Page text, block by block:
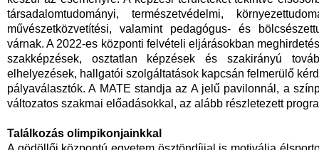
társadalomtudományi, természetvédelmi,
művészetközvetítési, valamint pedagógus- és
várnak. A 2022-es központi felvételi eljárásokban
szakképzések, osztatlan képzések és szakirányú
elhelyezések, hallgatói szolgáltatások kapcsán felmerülő
pályaválasztók. A MATE standja az A jelű pavilonnál, a
változatos szakmai előadásokkal, az alább részletezett
Találkozás olimpikonjainkkal